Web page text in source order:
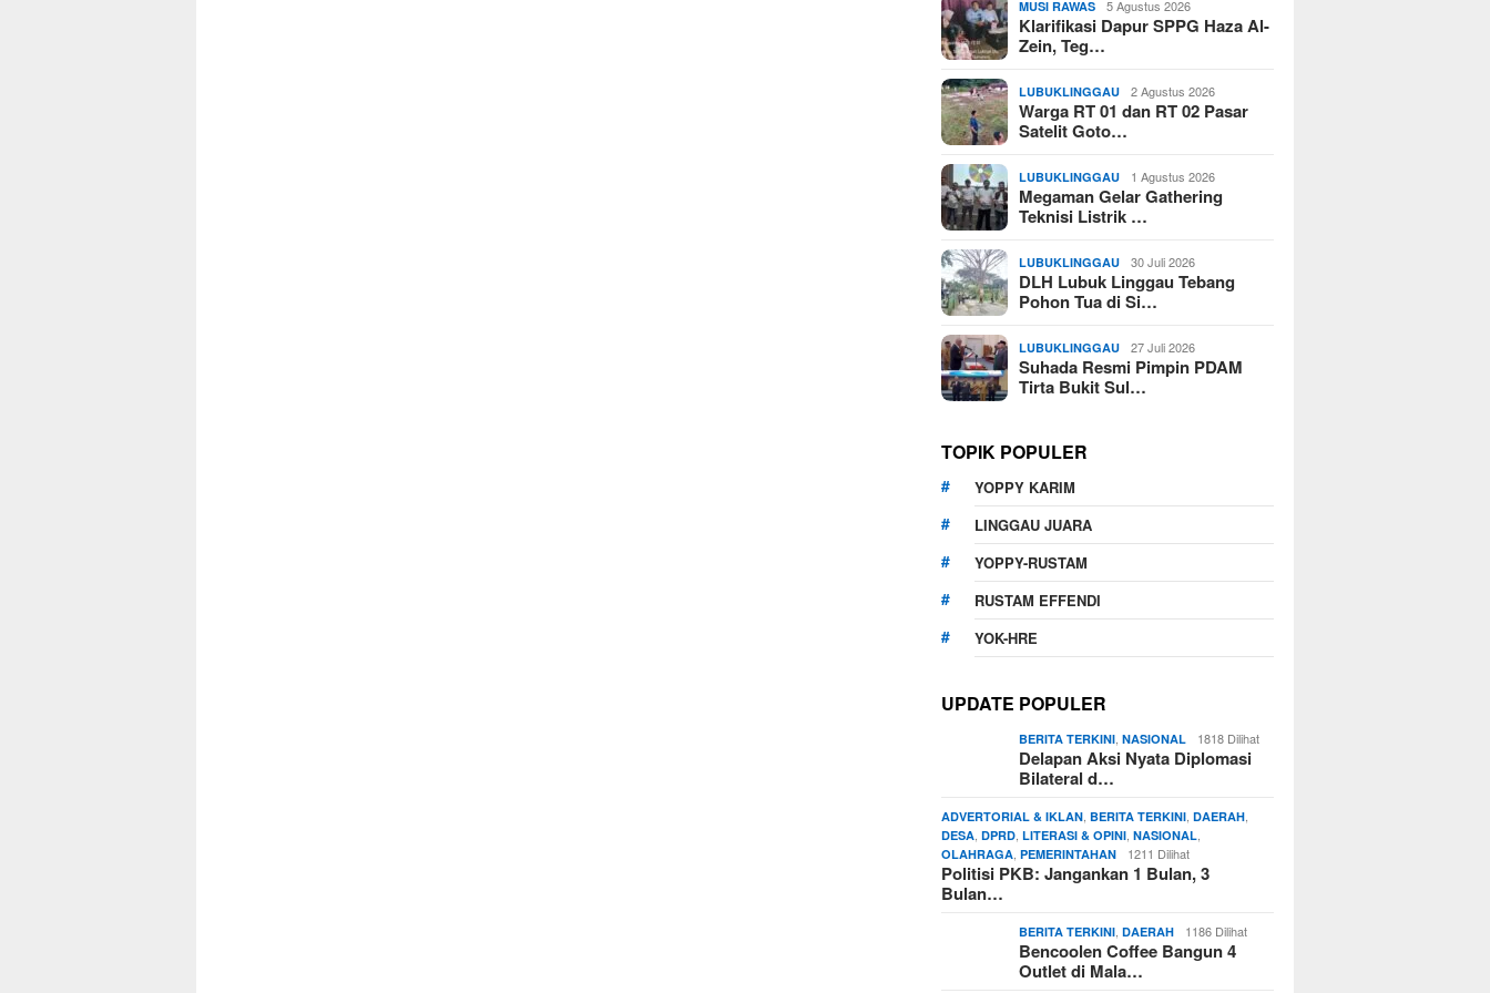
MUSI RAWAS 5 Agustus 2026
Klarifikasi Dapur SPPG Haza Al-
Zein, Teg…
LUBUKLINGGAU 2 Agustus 2026
Warga RT 01 dan RT 02 Pasar
Satelit Goto…
LUBUKLINGGAU 1 Agustus 2026
Megaman Gelar Gathering
Teknisi Listrik …
LUBUKLINGGAU 30 Juli 2026
DLH Lubuk Linggau Tebang
Pohon Tua di Si…
LUBUKLINGGAU 27 Juli 2026
Suhada Resmi Pimpin PDAM
Tirta Bukit Sul…
TOPIK POPULER
YOPPY KARIM
LINGGAU JUARA
YOPPY-RUSTAM
RUSTAM EFFENDI
YOK-HRE
UPDATE POPULER
BERITA TERKINI,NASIONAL 1818 Dilihat
Delapan Aksi Nyata Diplomasi
Bilateral d…
ADVERTORIAL & IKLAN,BERITA TERKINI,DAERAH,
DESA,DPRD,LITERASI & OPINI,NASIONAL,
OLAHRAGA,PEMERINTAHAN 1211 Dilihat
Politisi PKB: Jangankan 1 Bulan, 3
Bulan…
BERITA TERKINI,DAERAH 1186 Dilihat
Bencoolen Coffee Bangun 4
Outlet di Mala…